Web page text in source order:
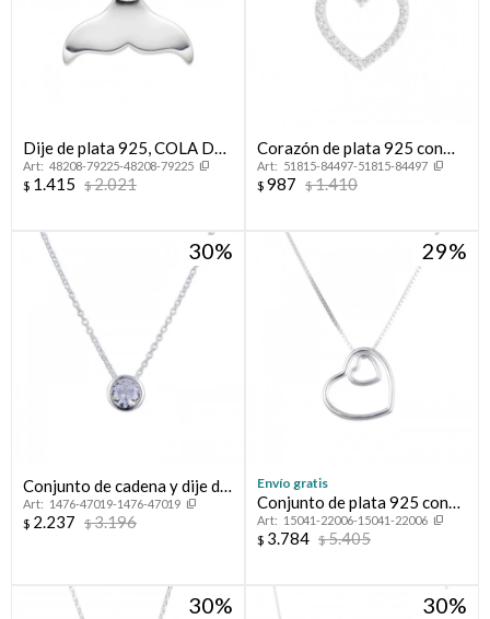
Dije de plata 925, COLA DE
BALLENA.
48208-79225-48208-79225
$ 1.415 $2.021
Corazón de plata 925 con
circonias.
51815-84497-51815-84497
$ 987 $1.410
30
Conjunto de cadena y dije de
plata 925 rodinada, PUNTO
DE LUZ.
1476-47019-1476-47019
$ 2.237 $3.196
29
Envío gratis
Conjunto de plata 925 con
dije, AMORE MIO.
15041-22006-15041-22006
$ 3.784 $5.405
30 30